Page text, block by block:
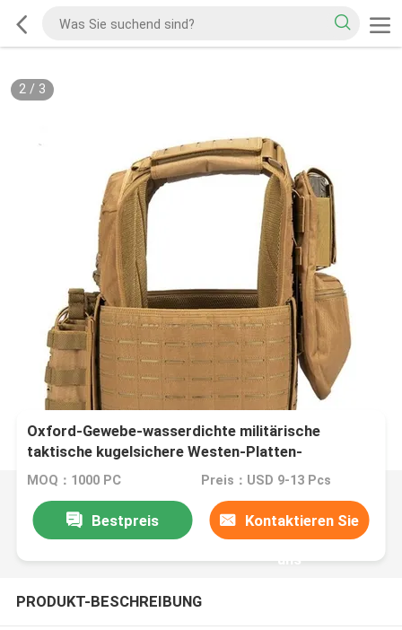
2/ 3
Oxford-Gewebe-wasserdichte militärische
taktische kugelsichere Westen-Platten-
Fördermaschine
MOQ：1000 PC Preis：USD 9-13 Pcs
Bestpreis Kontaktieren Sie
uns
PRODUKT-BESCHREIBUNG